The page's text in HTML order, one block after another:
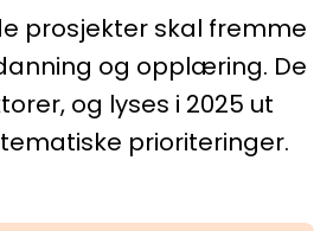
prosjekter skal fremme
og opplæring. De
og lyses i 2025 ut
prioriteringer.